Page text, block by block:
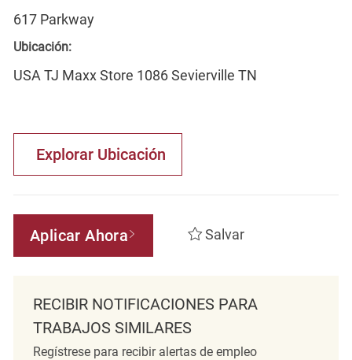
617 Parkway
Ubicación:
USA TJ Maxx Store 1086 Sevierville TN
Explorar Ubicación
Aplicar Ahora Salvar
RECIBIR NOTIFICACIONES PARA
TRABAJOS SIMILARES
Regístrese para recibir alertas de empleo